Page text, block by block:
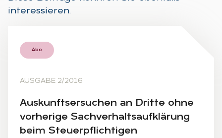
interessieren.
Abo
AUSGABE 2/2016
Aus­kunfts­er­su­chen an Drit­te ohne
vor­he­ri­ge Sach­ver­halts­auf­klä­rung
beim Steu­er­pflich­ti­gen